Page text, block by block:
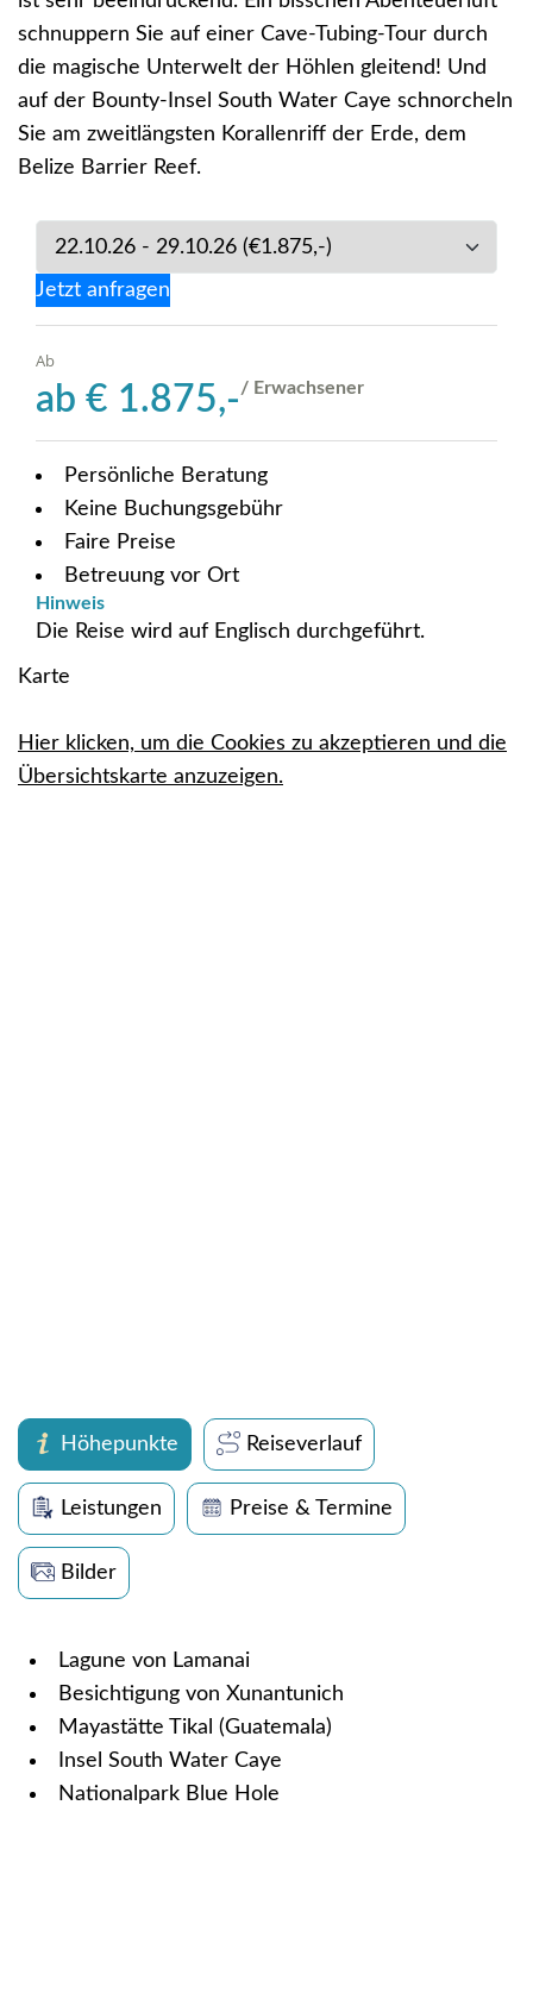
schnuppern Sie auf einer Cave-Tubing-Tour durch
die magische Unterwelt der Höhlen gleitend! Und
auf der Bounty-Insel South Water Caye schnorcheln
Sie am zweitlängsten Korallenriff der Erde, dem
Belize Barrier Reef.
Jetzt anfragen
Ab
ab € 1.875,-/ Erwachsener
Persönliche Beratung
Keine Buchungsgebühr
Faire Preise
Betreuung vor Ort
Hinweis
Die Reise wird auf Englisch durchgeführt.
Karte
Hier klicken, um die Cookies zu akzeptieren und die
Übersichtskarte anzuzeigen.
Höhepunkte Reiseverlauf
Leistungen Preise & Termine
Bilder
Lagune von Lamanai
Besichtigung von Xunantunich
Mayastätte Tikal (Guatemala)
Insel South Water Caye
Nationalpark Blue Hole